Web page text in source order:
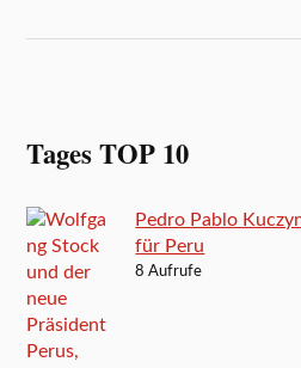
Tages TOP 10
Pedro Pablo
für Peru
8 Aufrufe